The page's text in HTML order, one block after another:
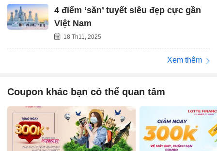
4 điểm ‘săn’ tuyết siêu đẹp cực gần
Việt Nam
18 Th11, 2025
Xem thêm
Coupon khác bạn có thể quan tâm